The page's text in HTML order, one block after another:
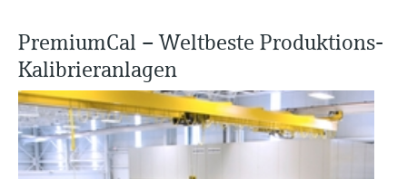
PremiumCal – Weltbeste Produktions-
Kalibrieranlagen